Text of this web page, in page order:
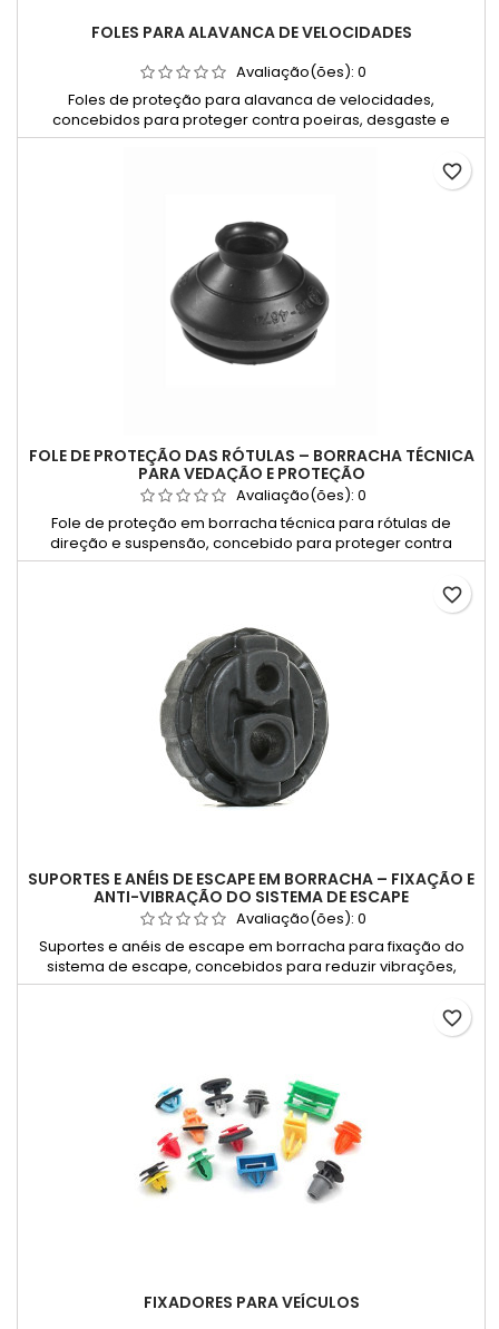
FOLES PARA ALAVANCA DE VELOCIDADES
Avaliação(ões): 0
Foles de proteção para alavanca de velocidades,
concebidos para proteger contra poeiras, desgaste e
agentes externos.
FOLE DE PROTEÇÃO DAS RÓTULAS – BORRACHA TÉCNICA
PARA VEDAÇÃO E PROTEÇÃO
Avaliação(ões): 0
Fole de proteção em borracha técnica para rótulas de
direção e suspensão, concebido para proteger contra
poeiras, água, lama e outros agentes contaminantes.
aplicações automóveis, garante vedação eficaz, maior
durabilidade dos componentes e funcionamento seguro do
sistema.
favorite_border
SUPORTES E ANÉIS DE ESCAPE EM BORRACHA – FIXAÇÃO E
ANTI-VIBRAÇÃO DO SISTEMA DE ESCAPE
Avaliação(ões): 0
Suportes e anéis de escape em borracha para fixação do
sistema de escape, concebidos para reduzir vibrações,
ruídos e tensões mecânicas entre o tubo de escape e a
carroçaria. Disponíveis em múltiplas referências para várias
aplicações automóveis, incluindo opções com indicação do
favorite_border
FIXADORES PARA VEÍCULOS
favorite_border